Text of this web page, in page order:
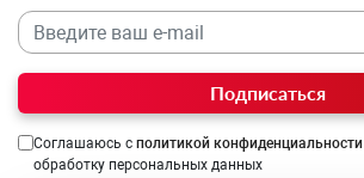
Подписаться
Соглашаюсь с политикой конфиденциальности
обработку персональных данных